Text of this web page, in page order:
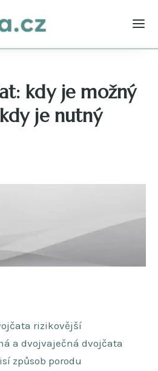
kdy je možný
je nutný
rizikovější
a dvojvaječná dvojčata
způsob porodu